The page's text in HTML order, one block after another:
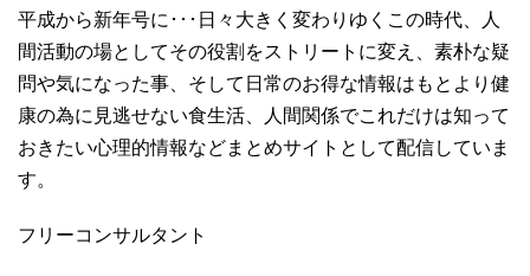
平成から新年号に･･･日々大きく変わりゆくこの時代、人
間活動の場としてその役割をストリートに変え、素朴な疑
問や気になった事、そして日常のお得な情報はもとより健
康の為に見逃せない食生活、人間関係でこれだけは知って
おきたい心理的情報などまとめサイトとして配信していま
す。
フリーコンサルタント